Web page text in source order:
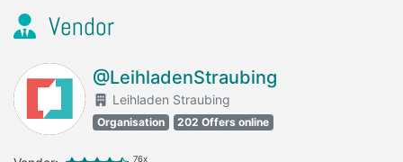
Vendor
@LeihladenStraubing
Leihladen Straubing
Organisation 202 Offers online
76x